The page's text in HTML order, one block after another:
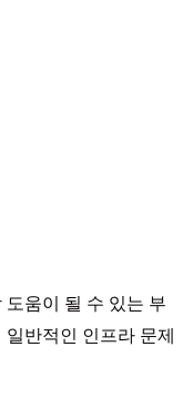
움이 될 수 있는 부
반적인 인프라 문제